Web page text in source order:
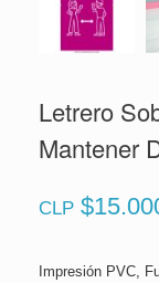
Letrero
Mantener
CLP $
Impresión PVC,